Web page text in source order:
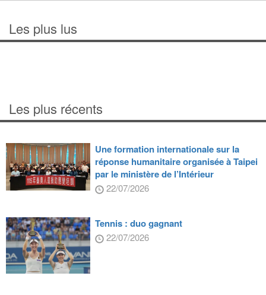
Les plus lus
Les plus récents
Une formation internationale sur la
réponse humanitaire organisée à Taipei
par le ministère de l’Intérieur
22/07/2026
Tennis : duo gagnant
22/07/2026